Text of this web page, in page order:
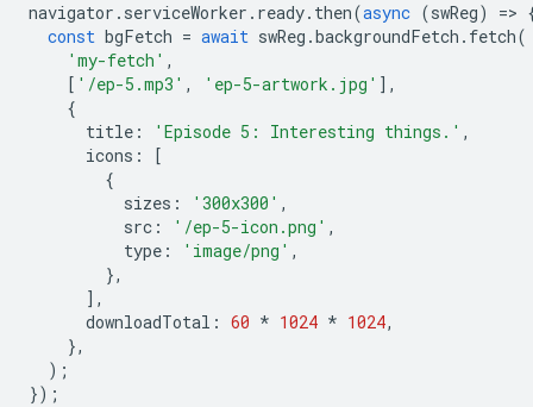
navigator . serviceWorker . ready. then(async (swReg) =>
const bgFetch = await swReg .backgroundFetch . fetch(
'my-fetch' ,
[ '/ep-5.mp3' , 'ep-5-artwork.jpg' ],
{
title : 'Episode 5: Interesting things.' ,
icons :
[
{
sizes : '300x300' ,
src : '/ep-5-icon.png' ,
type : 'image/png' ,
},
],
downloadTotal : 60 * 1024 * 1024,
},
);
});